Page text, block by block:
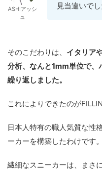
ASH:アッシ
ュ
見当違いでし
そのこだわりは、 イタリア
分析、なんと1mm単位で、
繰り返しました。
これによりできたのがFILLIN
日本人特有の職人気質な性
ーカーを構築したわけです。
繊細なスニーカーは、まさ